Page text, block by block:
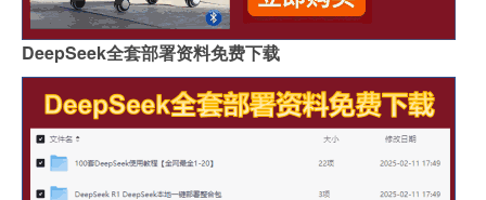
DeepSeek全套部署资料免费下载